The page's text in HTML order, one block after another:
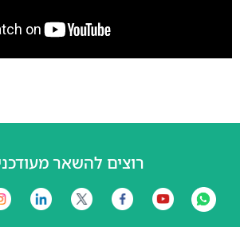
רוצים להשאר